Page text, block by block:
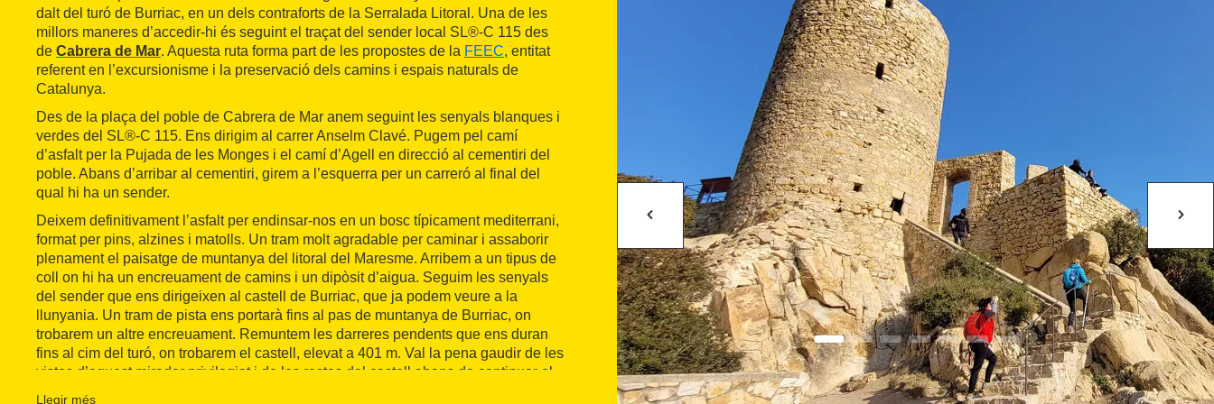
dalt del turó de Burriac, en un dels contraforts de la Serralada Litoral. Una de les
millors maneres d’accedir-hi és seguint el traçat del sender local SL®-C 115 des
de Cabrera de Mar. Aquesta ruta forma part de les propostes de la FEEC, entitat
referent en l’excursionisme i la preservació dels camins i espais naturals de
Catalunya.
Des de la plaça del poble de Cabrera de Mar anem seguint les senyals blanques i
verdes del SL®-C 115. Ens dirigim al carrer Anselm Clavé. Pugem pel camí
d’asfalt per la Pujada de les Monges i el camí d’Agell en direcció al cementiri del
poble. Abans d’arribar al cementiri, girem a l’esquerra per un carreró al final del
qual hi ha un sender.
Deixem definitivament l’asfalt per endinsar-nos en un bosc típicament mediterrani,
format per pins, alzines i matolls. Un tram molt agradable per caminar i assaborir
plenament el paisatge de muntanya del litoral del Maresme. Arribem a un tipus de
coll on hi ha un encreuament de camins i un dipòsit d’aigua. Seguim les senyals
del sender que ens dirigeixen al castell de Burriac, que ja podem veure a la
llunyania. Un tram de pista ens portarà fins al pas de muntanya de Burriac, on
trobarem un altre encreuament. Remuntem les darreres pendents que ens duran
fins al cim del turó, on trobarem el castell, elevat a 401 m. Val la pena gaudir de les
vistes d’aquest mirador privilegiat i de les restes del castell abans de continuar el
Llegir més